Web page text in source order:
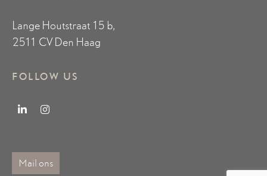
Lange Houtstraat 15 b,
2511 CV Den Haag
FOLLOW US
Mail ons